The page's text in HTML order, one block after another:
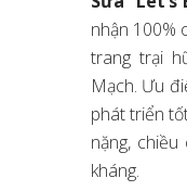
nhận 100%
trang trại
Mạch. Ưu
phát triển
nặng,
kháng.